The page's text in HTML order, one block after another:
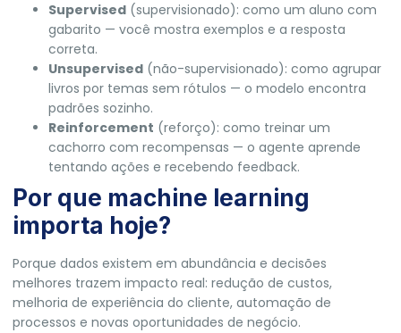
Supervised (supervisionado): como um aluno com
gabarito — você mostra exemplos e a resposta
correta.
Unsupervised (não-supervisionado): como agrupar
livros por temas sem rótulos — o modelo encontra
padrões sozinho.
Reinforcement (reforço): como treinar um
cachorro com recompensas — o agente aprende
tentando ações e recebendo feedback.
Por que machine learning
importa hoje?
Porque dados existem em abundância e decisões
melhores trazem impacto real: redução de custos,
melhoria de experiência do cliente, automação de
processos e novas oportunidades de negócio.